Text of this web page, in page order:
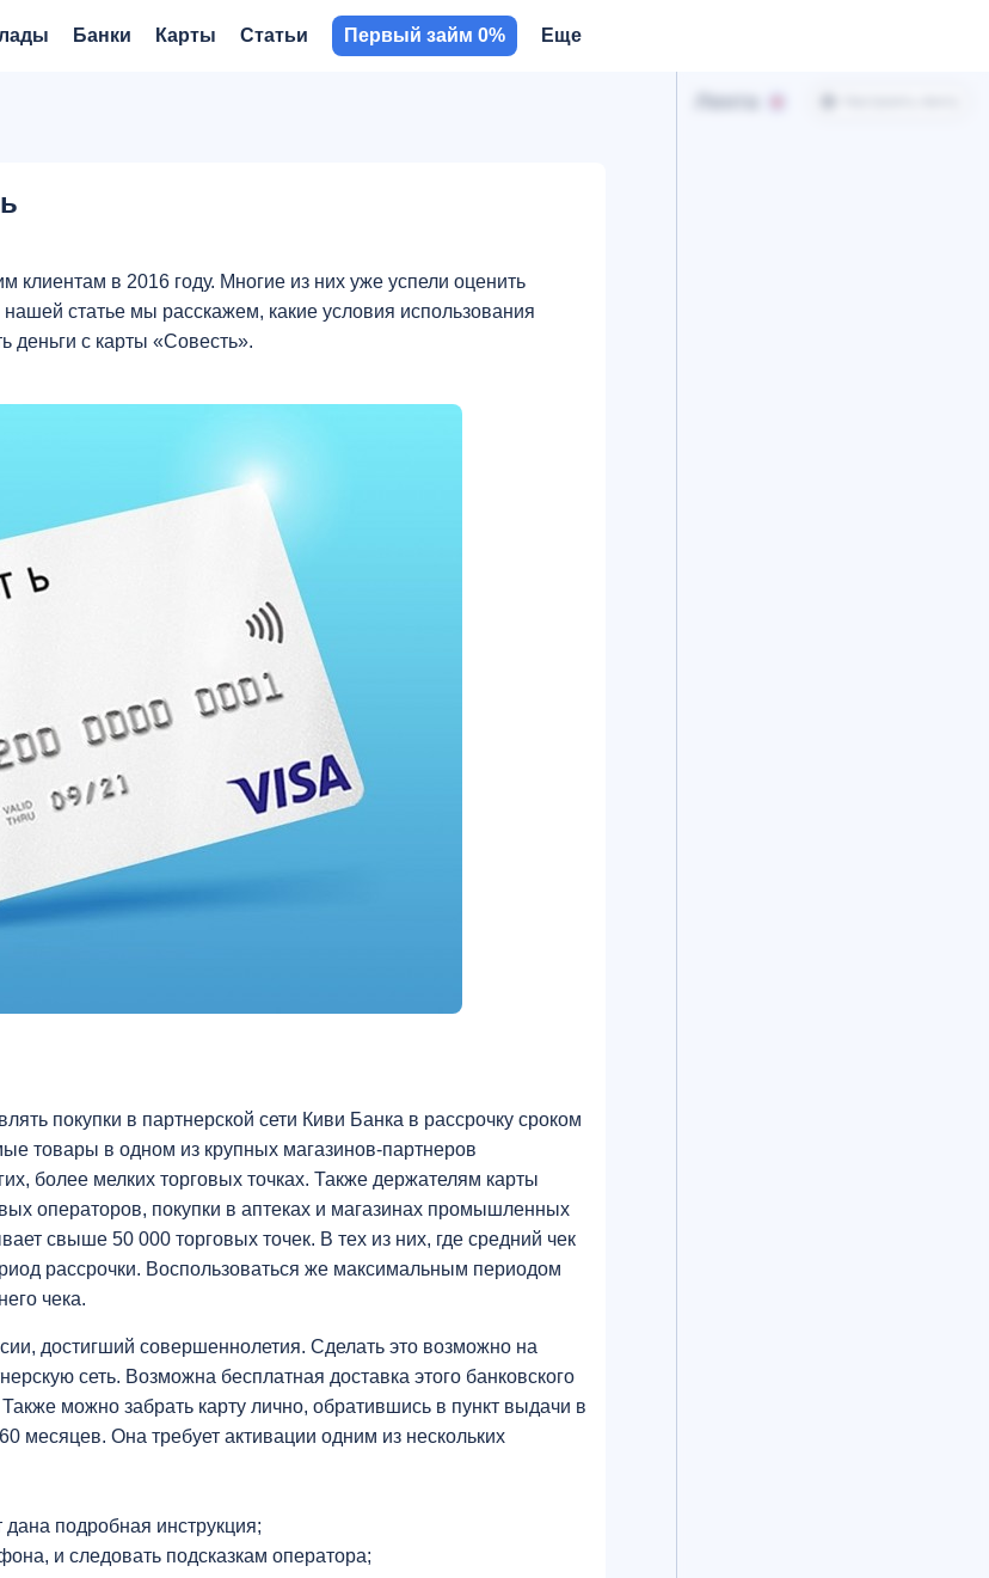
Банки Карты Статьи Первый займ 0% Еще
в 2016 году. Многие из них уже успели оценить
статье мы расскажем, какие условия использования
деньги с карты «Совесть».
покупки в партнерской сети Киви Банка в рассрочку сроком
товары в одном из крупных магазинов-партнеров
более мелких торговых точках. Также держателям карты
операторов, покупки в аптеках и магазинах промышленных
свыше 50 000 торговых точек. В тех из них, где средний чек
рассрочки. Воспользоваться же максимальным периодом
чека.
достигший совершеннолетия. Сделать это возможно на
сеть. Возможна бесплатная доставка этого банковского
можно забрать карту лично, обратившись в пункт выдачи в
месяцев. Она требует активации одним из нескольких
подробная инструкция;
и следовать подсказкам оператора;
Лента